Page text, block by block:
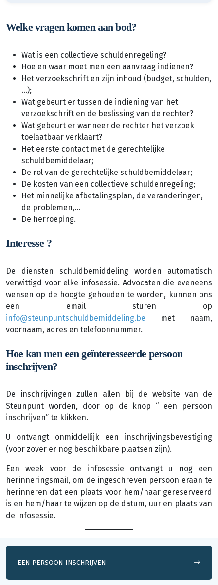
Welke vragen komen aan bod?
Wat is een collectieve schuldenregeling?
Hoe en waar moet men een aanvraag indienen?
Het verzoekschrift en zijn inhoud (budget, schulden,
…);
Wat gebeurt er tussen de indiening van het
verzoekschrift en de beslissing van de rechter?
Wat gebeurt er wanneer de rechter het verzoek
toelaatbaar verklaart?
Het eerste contact met de gerechtelijke
schuldbemiddelaar;
De rol van de gerechtelijke schuldbemiddelaar;
De kosten van een collectieve schuldenregeling;
Het minnelijke afbetalingsplan, de veranderingen,
de problemen,…
De herroeping.
Interesse ?
De diensten schuldbemiddeling worden automatisch
verwittigd voor elke infosessie. Advocaten die eveneens
wensen op de hoogte gehouden te worden, kunnen ons
een email sturen op
info@steunpuntschuldbemiddeling.be met naam,
voornaam, adres en telefoonnummer.
Hoe kan men een geïnteresseerde persoon
inschrijven?
De inschrijvingen zullen allen bij de website van de
Steunpunt worden, door op de knop “ een persoon
inschrijven” te klikken.
U ontvangt onmiddellijk een inschrijvingsbevestiging
(voor zover er nog beschikbare plaatsen zijn).
Een week voor de infosessie ontvangt u nog een
herinneringsmail, om de ingeschreven persoon eraan te
herinneren dat een plaats voor hem/haar gereserveerd
is en hem/haar te wijzen op de datum, uur en plaats van
de infosessie.
EEN PERSOON INSCHRIJVEN